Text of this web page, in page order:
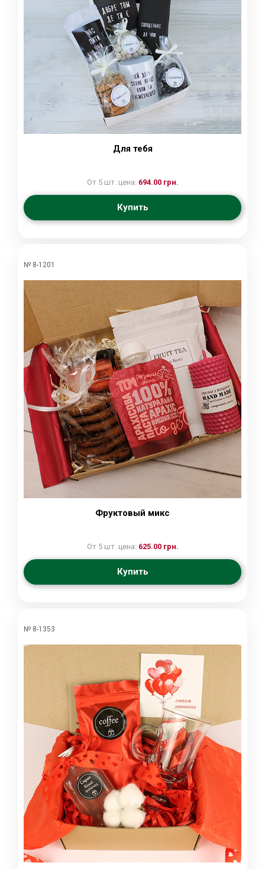
Для тебя
От 5 шт. цена: 694.00 грн.
Купить
№ 8-1201
Фруктовый микс
От 5 шт. цена: 625.00 грн.
Купить
№ 8-1353